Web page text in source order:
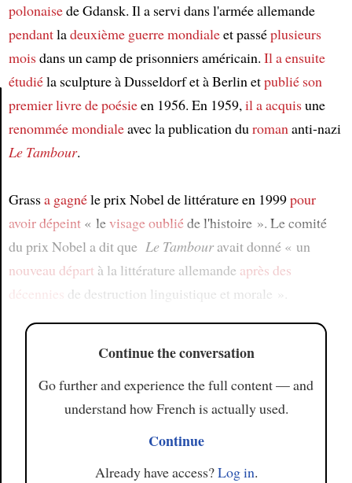
Article
polonaisede Gdansk. Il a servi dans l'armée allemande
pendantladeuxième guerre mondialeet passéplusieurs
moisdans un camp de prisonniers américain. Il a ensuite
étudiéla sculpture à Dusseldorf et à Berlin etpublié son
premier livre de poésieen 1956. En 1959,il a acquisune
renommée mondialeavec la publication duromananti-nazi
Le Tambour.
Grassa gagnéle prix Nobel de littérature en 1999pour
avoir dépeint« levisage oubliéde l'histoire ». Le comité
du prix Nobel a dit que Le Tambouravait donné « un
nouveau départ à la littérature allemande après des
décennies de destruction linguistique et morale ».
Continue the conversation
Go further and experience the full content — and
understand how French is actually used.
Continue
Already have access?Log in.